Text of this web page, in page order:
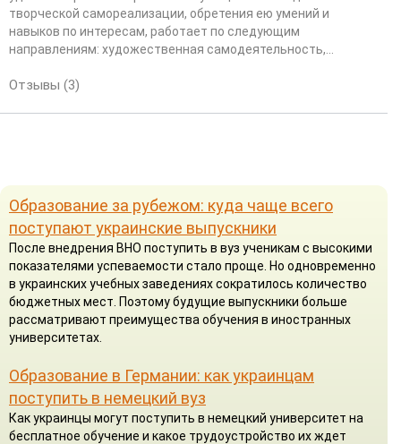
творческой самореализации, обретения ею умений и
навыков по интересам, работает по следующим
направлениям: художественная самодеятельность,...
Отзывы (3)
Образование за рубежом: куда чаще всего
поступают украинские выпускники
После внедрения ВНО поступить в вуз ученикам с высокими
показателями успеваемости стало проще. Но одновременно
в украинских учебных заведениях сократилось количество
бюджетных мест. Поэтому будущие выпускники больше
рассматривают преимущества обучения в иностранных
университетах.
Образование в Германии: как украинцам
поступить в немецкий вуз
Как украинцы могут поступить в немецкий университет на
бесплатное обучение и какое трудоустройство их ждет